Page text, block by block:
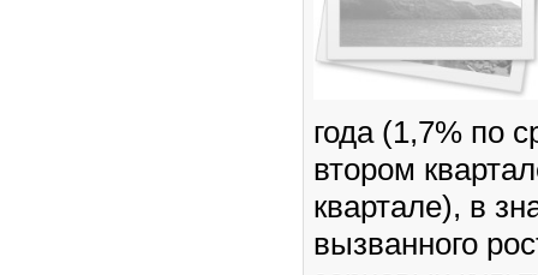
года (1,7% по
втором
квартале), в
вызванного